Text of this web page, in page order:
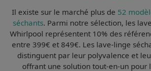
Il existe sur le marché plus de 52
séchants. Parmi notre sélection, les
Whirlpool représentent 10% des
entre 399€ et 849€. Les lave-linge
distinguent par leur polyvalence et
offrant une solution tout-en-un pour